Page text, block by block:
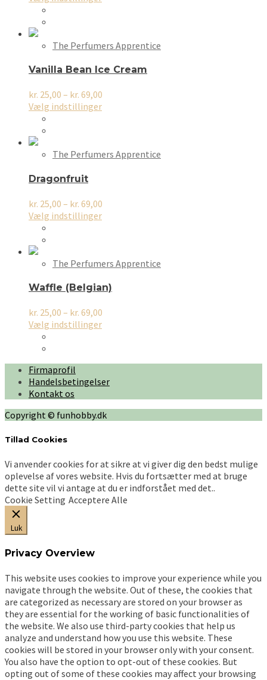
varianter.
kan
på
varesiden
The Perfumers Apprentice
Vanilla Bean Ice Cream
kr. 25,00 – kr. 69,00
Vælg indstillingerDette
varianter.
på
varesiden
The Perfumers Apprentice
Dragonfruit
kr. 25,00 – kr. 69,00
Vælg indstillingerDette
varianter.
kan
på
varesiden
The Perfumers Apprentice
Waffle (Belgian)
kr. 25,00 – kr. 69,00
Vælg indstillingerDette
Mulighederne
vælges
på
Firmaprofil
Handelsbetingelser
Kontakt os
Copyright © funhobby.dk
Tillad Cookies
Vi anvender cookies for at sikre at vi giver dig den bedst mulige
oplevelse af vores website. Hvis du fortsætter med at bruge
dette site vil vi antage at du er indforstået med det..
Cookie Setting Acceptere Alle
Luk
Privacy Overview
This website uses cookies to improve your experience while you
navigate through the website. Out of these, the cookies that
are categorized as necessary are stored on your browser as
they are essential for the working of basic functionalities of
the website. We also use third-party cookies that help us
analyze and understand how you use this website. These
cookies will be stored in your browser only with your consent.
You also have the option to opt-out of these cookies. But
opting out of some of these cookies may affect your browsing